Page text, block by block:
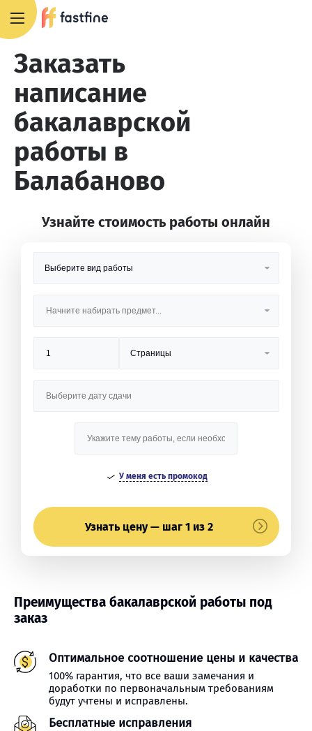
Заказать
написание
бакалаврской
работы в
Балабаново
Узнайте стоимость работы онлайн
У меня есть промокод
Узнать цену — шаг 1 из 2
Преимущества бакалаврской работы под
заказ
Оптимальное соотношение цены и качества
100% гарантия, что все ваши замечания и
доработки по первоначальным требованиям
будут учтены и исправлены.
Бесплатные исправления